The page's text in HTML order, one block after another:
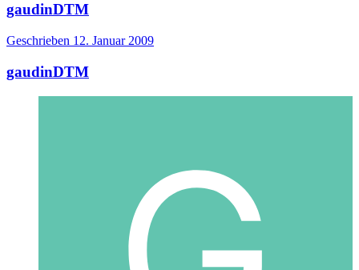
gaudinDTM
Geschrieben 12. Januar 2009
gaudinDTM